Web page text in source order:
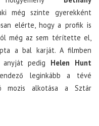
még szinte gyerekként
elérte, hogy a profik is
még az sem térítette el,
a bal karját. A filmben
anyját pedig Helen Hunt
leginkább a tévé
mozis alkotása a Sztár